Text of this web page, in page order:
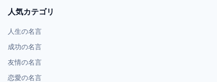
人気カテゴリ
人生の名言
成功の名言
友情の名言
恋愛の名言